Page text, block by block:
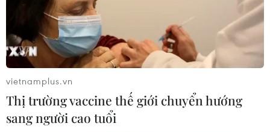
vietnamplus.vn
Thị trường vaccine thế giới chuyển hướng
sang người cao tuổi